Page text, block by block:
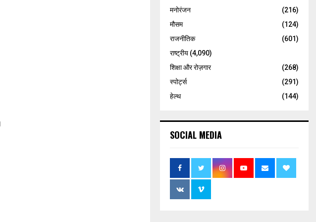
मनोरंजन
(216)
मौसम
(124)
राजनीतिक
(601)
राष्ट्रीय (4,090)
शिक्षा और रोज़गार
(268)
स्पोर्ट्स
(291)
हेल्थ
(144)
SOCIAL MEDIA